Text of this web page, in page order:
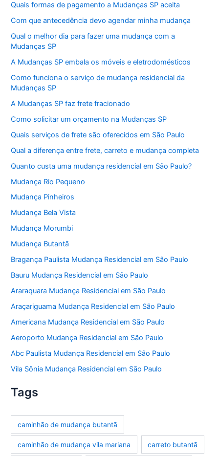
Quais formas de pagamento a Mudanças SP aceita
Com que antecedência devo agendar minha mudança
Qual o melhor dia para fazer uma mudança com a
Mudanças SP
A Mudanças SP embala os móveis e eletrodomésticos
Como funciona o serviço de mudança residencial da
Mudanças SP
A Mudanças SP faz frete fracionado
Como solicitar um orçamento na Mudanças SP
Quais serviços de frete são oferecidos em São Paulo
Qual a diferença entre frete, carreto e mudança completa
Quanto custa uma mudança residencial em São Paulo?
Mudança Rio Pequeno
Mudança Pinheiros
Mudança Bela Vista
Mudança Morumbi
Mudança Butantã
Bragança Paulista Mudança Residencial em São Paulo
Bauru Mudança Residencial em São Paulo
Araraquara Mudança Residencial em São Paulo
Araçariguama Mudança Residencial em São Paulo
Americana Mudança Residencial em São Paulo
Aeroporto Mudança Residencial em São Paulo
Abc Paulista Mudança Residencial em São Paulo
Vila Sônia Mudança Residencial em São Paulo
Tags
caminhão de mudança butantã
caminhão de mudança vila mariana carreto butantã